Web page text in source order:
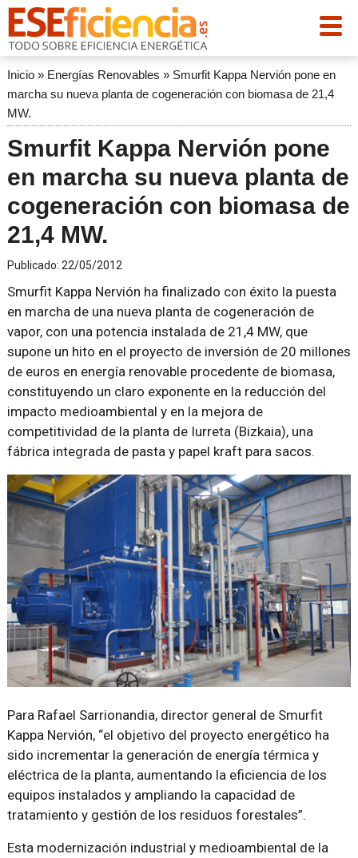
Inicio» Energías Renovables » Smurfit Kappa Nervión pone en
marcha su nueva planta de cogeneración con biomasa de 21,4
MW.
Smurfit Kappa Nervión pone
en marcha su nueva planta de
cogeneración con biomasa de
21,4 MW.
Publicado: 22/05/2012
Smurfit Kappa Nervión ha finalizado con éxito la puesta
en marcha de una nueva planta de cogeneración de
vapor, con una potencia instalada de 21,4 MW, que
supone un hito en el proyecto de inversión de 20 millones
de euros en energía renovable procedente de biomasa,
constituyendo un claro exponente en la reducción del
impacto medioambiental y en la mejora de
competitividad de la planta de Iurreta (Bizkaia), una
fábrica integrada de pasta y papel kraft para sacos.
Para Rafael Sarrionandia, director general de Smurfit
Kappa Nervión, “el objetivo del proyecto energético ha
sido incrementar la generación de energía térmica y
eléctrica de la planta, aumentando la eficiencia de los
equipos instalados y ampliando la capacidad de
tratamiento y gestión de los residuos forestales”.
Esta modernización industrial y medioambiental de la